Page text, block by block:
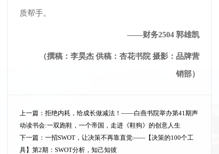
质帮手。
——财务2504 郭雄凯
（撰稿：李昊杰 供稿：杏花书院 摄影：品牌营
销部）
上一篇： 拒绝内耗，给成长做减法！——白燕书院举办第41期声
动读书会:一双跑鞋，一个帝国，走进《鞋狗》的创意人生
下一篇： 一招SWOT，让决策不再靠直觉——【决策的100个工
具】第2期：SWOT分析，知己知彼